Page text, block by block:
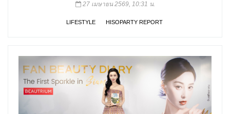
27 เมษายน 2569, 10:31 น.
LIFESTYLE HISOPARTY REPORT